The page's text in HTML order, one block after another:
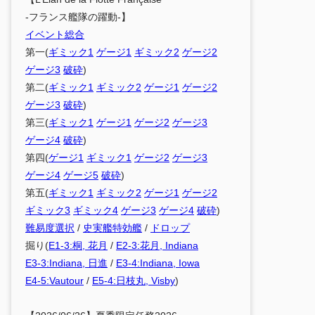
-フランス艦隊の躍動-】
イベント総合
第一(ギミック1 ゲージ1 ギミック2 ゲージ2
ゲージ3 破砕)
第二(ギミック1 ギミック2 ゲージ1 ゲージ2
ゲージ3 破砕)
第三(ギミック1 ゲージ1 ゲージ2 ゲージ3
ゲージ4 破砕)
第四(ゲージ1 ギミック1 ゲージ2 ゲージ3
ゲージ4 ゲージ5 破砕)
第五(ギミック1 ギミック2 ゲージ1 ゲージ2
ギミック3 ギミック4 ゲージ3 ゲージ4 破砕)
難易度選択 / 史実艦特効艦 / ドロップ
掘り(E1-3:桐, 花月 / E2-3:花月, Indiana
E3-3:Indiana, 日進 / E3-4:Indiana, Iowa
E4-5:Vautour / E5-4:日枝丸, Visby)